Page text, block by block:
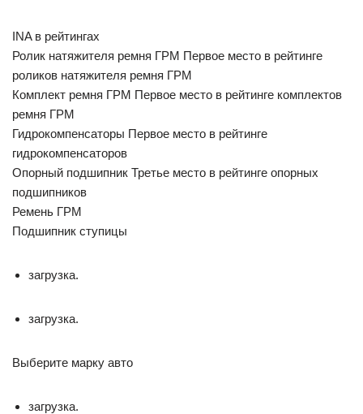
INA в рейтингах
Ролик натяжителя ремня ГРМ Первое место в рейтинге
роликов натяжителя ремня ГРМ
Комплект ремня ГРМ Первое место в рейтинге комплектов
ремня ГРМ
Гидрокомпенсаторы Первое место в рейтинге
гидрокомпенсаторов
Опорный подшипник Третье место в рейтинге опорных
подшипников
Ремень ГРМ
Подшипник ступицы
загрузка.
загрузка.
Выберите марку авто
загрузка.